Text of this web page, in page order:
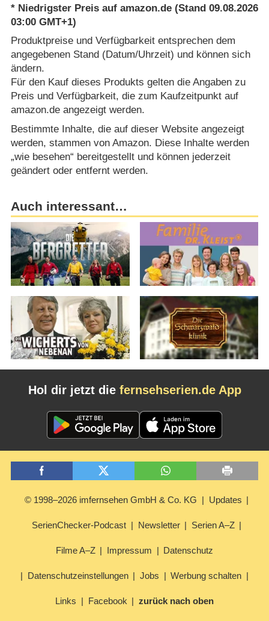
* Niedrigster Preis auf amazon.de (Stand 09.08.2026
03:00 GMT+1)
Produktpreise und Verfügbarkeit entsprechen dem
angegebenen Stand (Datum/Uhrzeit) und können sich
ändern.
Für den Kauf dieses Produkts gelten die Angaben zu
Preis und Verfügbarkeit, die zum Kaufzeitpunkt auf
amazon.de angezeigt werden.
Bestimmte Inhalte, die auf dieser Website angezeigt
werden, stammen von Amazon. Diese Inhalte werden
„wie besehen“ bereitgestellt und können jederzeit
geändert oder entfernt werden.
Auch interessant…
Hol dir jetzt die fernsehserien.de App
© 1998–2026 imfernsehen GmbH & Co. KG Updates
SerienChecker-Podcast Newsletter Serien A–Z
Filme A–Z Impressum Datenschutz
Datenschutzeinstellungen Jobs Werbung schalten
Links Facebook zurück nach oben